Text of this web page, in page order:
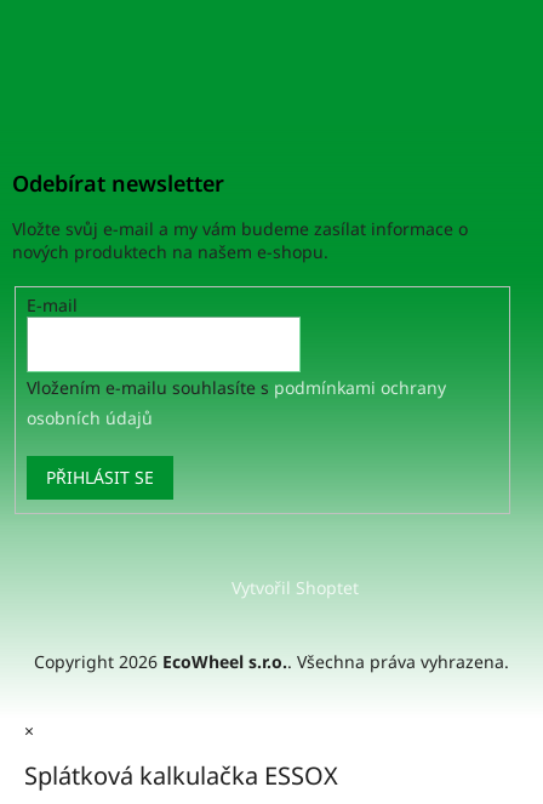
Odebírat newsletter
Vložte svůj e-mail a my vám budeme zasílat informace o
nových produktech na našem e-shopu.
E-mail
Vložením e-mailu souhlasíte s podmínkami ochrany
osobních údajů
PŘIHLÁSIT SE
Vytvořil Shoptet
Copyright 2026 EcoWheel s.r.o.. Všechna práva vyhrazena.
×
Splátková kalkulačka ESSOX